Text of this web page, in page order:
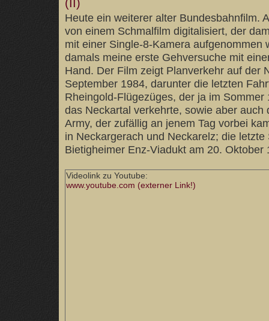
(II)
Heute ein weiterer alter Bundesbahnfilm.
von einem Schmalfilm digitalisiert, der
mit einer Single-8-Kamera aufgenommen
damals meine erste Gehversuche mit
Hand. Der Film zeigt Planverkehr auf der
September 1984, darunter die letzten
Rheingold-Flügezüges, der ja im Sommer
das Neckartal verkehrte, sowie aber auch
Army, der zufällig an jenem Tag vorbei
in Neckargerach und Neckarelz; die letzte
Bietigheimer Enz-Viadukt am 20. Oktober
Videolink zu Youtube:
www.youtube.com (externer Link!)